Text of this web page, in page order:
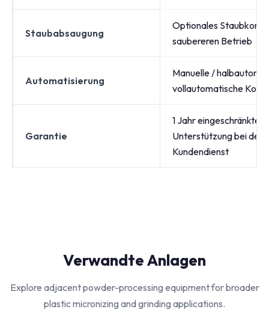
Staubabsaugung
Optionales
saubereren Betrieb
Automatisierung
Manuelle /
vollautomatische
Garantie
1 Jahr eingeschränkte
Unterstützung bei der
Kundendienst
Verwandte Anlagen
Explore adjacent powder-processing equipment for broader
plastic micronizing and grinding applications.